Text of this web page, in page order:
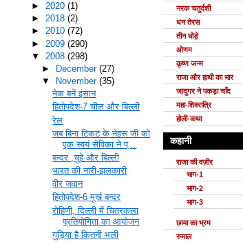
► 2020 (1)
► 2018 (2)
► 2010 (72)
► 2009 (290)
▼ 2008 (298)
►
December (27)
▼
November (35)
नेक बनें इंसान
हितोपदेश-7 चील और बिल्ली
रेल
जब बिना टिकट के नेहरू जी को
एक स्वयं सेविका ने प्...
बन्दर ,चूहे और बिल्ली
भारत की नारी-झलकारी
वीर जवान
हितोपदेश-6 मूर्ख बन्दर
रोहिणी, दिल्ली में चित्रकला
प्रतियोगिता का आयोजन
गुड़िया है कितनी भली
नरक चतुर्दशी
धन तेरस
तीन घोड़े
ओणम
कृष्ण जन्म
राजा और हाथी का भार
जादुगर ने पकड़ा चाँद
महा-शिवरात्रि
होली-कथा
कहानी
राजा की वज़ीर
भाग-1
भाग-2
भाग-3
छाया का भ्रम
रुमाल